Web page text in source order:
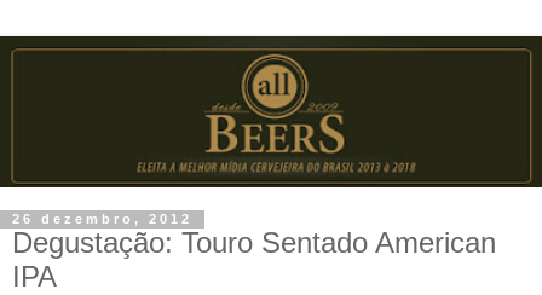
26 dezembro, 2012
Degustação: Touro Sentado American
IPA